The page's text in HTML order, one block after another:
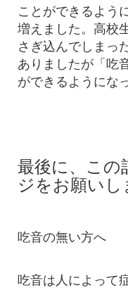
ことができるよう
増えました。高校
さぎ込んでしまっ
ありましたが「吃
ができるようにな
最後に、この
ジをお願いし
吃音の無い方へ
吃音は人によって